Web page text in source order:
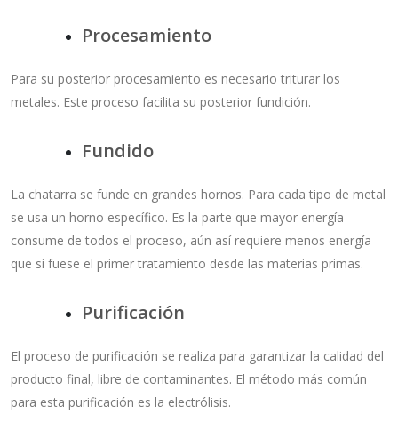
Procesamiento
Para su posterior procesamiento es necesario triturar los
metales. Este proceso facilita su posterior fundición.
Fundido
La chatarra se funde en grandes hornos. Para cada tipo de metal
se usa un horno específico. Es la parte que mayor energía
consume de todos el proceso, aún así requiere menos energía
que si fuese el primer tratamiento desde las materias primas.
Purificación
El proceso de purificación se realiza para garantizar la calidad del
producto final, libre de contaminantes. El método más común
para esta purificación es la electrólisis.